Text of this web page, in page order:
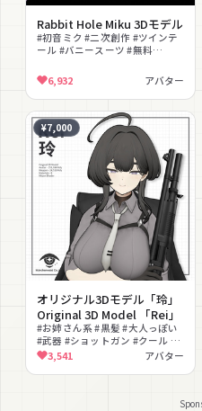
Rabbit Hole Miku 3Dモデル
#初音ミク #二次創作 #ツインテ
ール #バニースーツ #無料
#フルトラ対応 #ネタ #VRChat
6,932 アバター
¥7,000
オリジナル3Dモデル「玲」
Original 3D Model 「Rei」
#お姉さん系 #黒髪 #大人っぽい
#武器 #ショットガン #クール #
ミリタリー #撮影向け #Quest対
応 #もちふぃった～対応
3,541 アバター